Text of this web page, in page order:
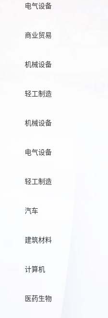
电气设备
商业贸易
机械设备
轻工制造
机械设备
电气设备
轻工制造
汽车
建筑材料
计算机
医药生物